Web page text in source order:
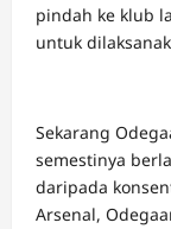
pindah ke klub
untuk
Sekarang
semestinya
daripada
Arsenal,